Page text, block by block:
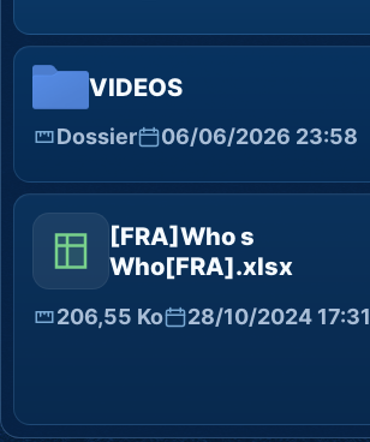
VIDEOS
Dossier 06/06/2026 23:58
[FRA]Who s
Who[FRA].xlsx
206,55 Ko 28/10/2024 17:31